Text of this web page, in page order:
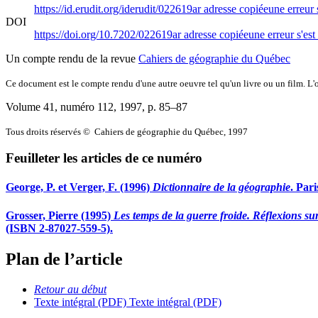
https://id.erudit.org/iderudit/022619aradresse copiéeune erreur
DOI
https://doi.org/10.7202/022619aradresse copiéeune erreur
Un compte rendu de la revue Cahiers de géographie du Québec
Ce document est le compte rendu d'une autre oeuvre tel qu'un livre ou un film.
Volume 41, numéro 112, 1997, p. 85–87
Tous droits réservés © Cahiers de géographie du Québec, 1997
Feuilleter les articles de ce numéro
George, P. et Verger, F. (1996) Dictionnaire de la géographie.
Grosser, Pierre (1995) Les temps de la guerre froide. Réflexions
(ISBN 2-87027-559-5).
Plan de l’article
Retour au début
Texte intégral (PDF) Texte intégral (PDF)